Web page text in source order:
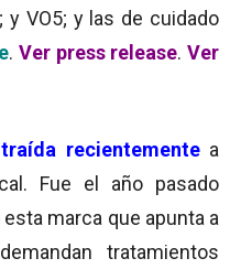
y VO5; y las de cuidado
. Ver press release.Ver
traída recientemente a
Fue el año pasado
marca que apunta a
tratamientos